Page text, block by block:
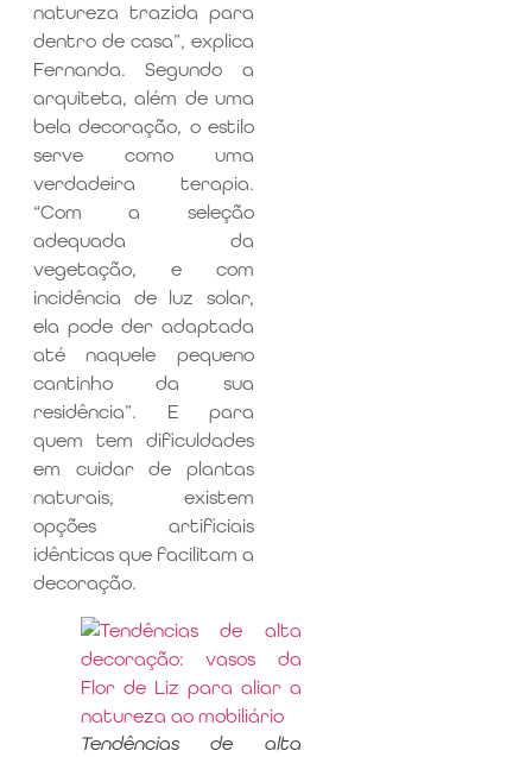
natureza trazida para
dentro de casa”, explica
Fernanda. Segundo a
arquiteta, além de uma
bela decoração, o estilo
serve como uma
verdadeira terapia.
“Com a seleção
adequada da
vegetação, e com
incidência de luz solar,
ela pode der adaptada
até naquele pequeno
cantinho da sua
residência”. E para
quem tem dificuldades
em cuidar de plantas
naturais, existem
opções artificiais
idênticas que facilitam a
decoração.
Tendências de alta